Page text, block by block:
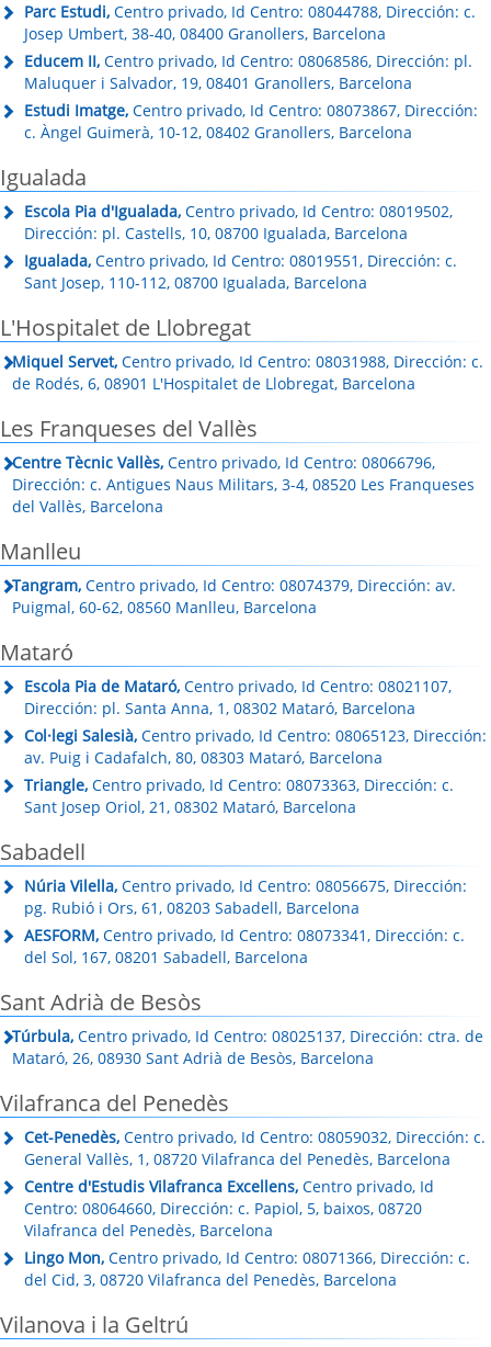
Parc Estudi, Centro privado, Id Centro: 08044788, Dirección: c.
Josep Umbert, 38-40, 08400 Granollers, Barcelona
Educem II, Centro privado, Id Centro: 08068586, Dirección: pl.
Maluquer i Salvador, 19, 08401 Granollers, Barcelona
Estudi Imatge, Centro privado, Id Centro: 08073867, Dirección:
c. Àngel Guimerà, 10-12, 08402 Granollers, Barcelona
Igualada
Escola Pia d'Igualada, Centro privado, Id Centro: 08019502,
Dirección: pl. Castells, 10, 08700 Igualada, Barcelona
Igualada, Centro privado, Id Centro: 08019551, Dirección: c.
Sant Josep, 110-112, 08700 Igualada, Barcelona
L'Hospitalet de Llobregat
Miquel Servet, Centro privado, Id Centro: 08031988, Dirección: c.
de Rodés, 6, 08901 L'Hospitalet de Llobregat, Barcelona
Les Franqueses del Vallès
Centre Tècnic Vallès, Centro privado, Id Centro: 08066796,
Dirección: c. Antigues Naus Militars, 3-4, 08520 Les Franqueses
del Vallès, Barcelona
Manlleu
Tangram, Centro privado, Id Centro: 08074379, Dirección: av.
Puigmal, 60-62, 08560 Manlleu, Barcelona
Mataró
Escola Pia de Mataró, Centro privado, Id Centro: 08021107,
Dirección: pl. Santa Anna, 1, 08302 Mataró, Barcelona
Col·legi Salesià, Centro privado, Id Centro: 08065123, Dirección:
av. Puig i Cadafalch, 80, 08303 Mataró, Barcelona
Triangle, Centro privado, Id Centro: 08073363, Dirección: c.
Sant Josep Oriol, 21, 08302 Mataró, Barcelona
Sabadell
Núria Vilella, Centro privado, Id Centro: 08056675, Dirección:
pg. Rubió i Ors, 61, 08203 Sabadell, Barcelona
AESFORM, Centro privado, Id Centro: 08073341, Dirección: c.
del Sol, 167, 08201 Sabadell, Barcelona
Sant Adrià de Besòs
Túrbula, Centro privado, Id Centro: 08025137, Dirección: ctra. de
Mataró, 26, 08930 Sant Adrià de Besòs, Barcelona
Vilafranca del Penedès
Cet-Penedès, Centro privado, Id Centro: 08059032, Dirección: c.
General Vallès, 1, 08720 Vilafranca del Penedès, Barcelona
Centre d'Estudis Vilafranca Excellens, Centro privado, Id
Centro: 08064660, Dirección: c. Papiol, 5, baixos, 08720
Vilafranca del Penedès, Barcelona
Lingo Mon, Centro privado, Id Centro: 08071366, Dirección: c.
del Cid, 3, 08720 Vilafranca del Penedès, Barcelona
Vilanova i la Geltrú